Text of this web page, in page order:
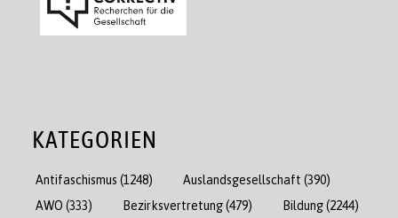
KATEGORIEN
Antifaschismus (1248) Auslandsgesellschaft (390)
AWO (333) Bezirksvertretung(479) Bildung(2244)